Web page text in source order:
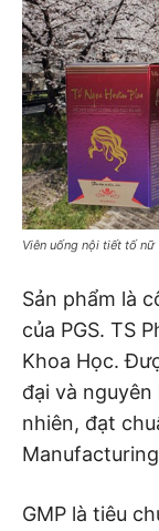
Viên uống nội tiết tố nữ
Sản phẩm là
của PGS. TS
Khoa Học.
đại và
nhiên, đạt
GMP là tiêu